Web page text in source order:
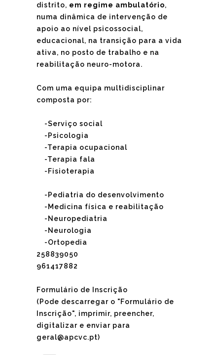
distrito, em regime ambulatório,
numa dinâmica de intervenção de
apoio ao nível psicossocial,
educacional, na transição para a vida
ativa, no posto de trabalho e na
reabilitação neuro-motora.
Com uma equipa multidisciplinar
composta por:
-Serviço social
-Psicologia
-Terapia ocupacional
-Terapia fala
-Fisioterapia
-Pediatria do desenvolvimento
-Medicina física e reabilitação
-Neuropediatria
-Neurologia
-Ortopedia
258839050
961417882
Formulário de Inscrição
(Pode descarregar o "Formulário de
Inscrição", imprimir, preencher,
digitalizar e enviar para
geral@apcvc.pt)